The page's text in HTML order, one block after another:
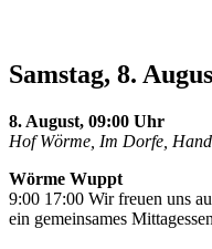
Samstag, 8.
8. August, 09:00 Uhr
Hof Wörme, Im Dorfe,
Wörme Wuppt
9:00 17:00 Wir freuen uns
ein gemeinsames